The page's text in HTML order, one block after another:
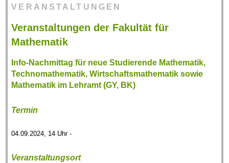
VERANSTALTUNGEN
Veranstaltungen der Fakultät für
Mathematik
Info-Nachmittag für neue Studierende Mathematik,
Technomathematik, Wirtschaftsmathematik sowie
Mathematik im Lehramt (GY, BK)
Termin
04.09.2024, 14 Uhr -
Veranstaltungsort